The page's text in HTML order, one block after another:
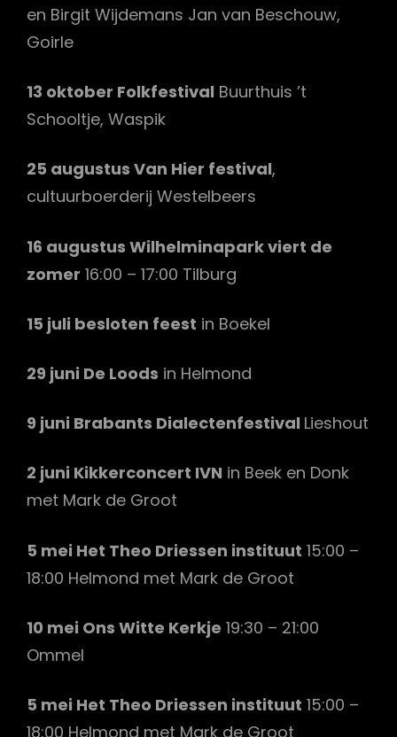
en Birgit Wijdemans Jan van Beschouw,
Goirle
13 oktober Folkfestival Buurthuis ’t
Schooltje, Waspik
25 augustus Van Hier festival,
cultuurboerderij Westelbeers
16 augustus Wilhelminapark viert de
zomer 16:00 – 17:00 Tilburg
15 juli besloten feest in Boekel
29 juni De Loods in Helmond
9 juni Brabants Dialectenfestival Lieshout
2 juni Kikkerconcert IVN in Beek en Donk
met Mark de Groot
5 mei Het Theo Driessen instituut 15:00 –
18:00 Helmond met Mark de Groot
10 mei Ons Witte Kerkje 19:30 – 21:00
Ommel
5 mei Het Theo Driessen instituut 15:00 –
18:00 Helmond met Mark de Groot